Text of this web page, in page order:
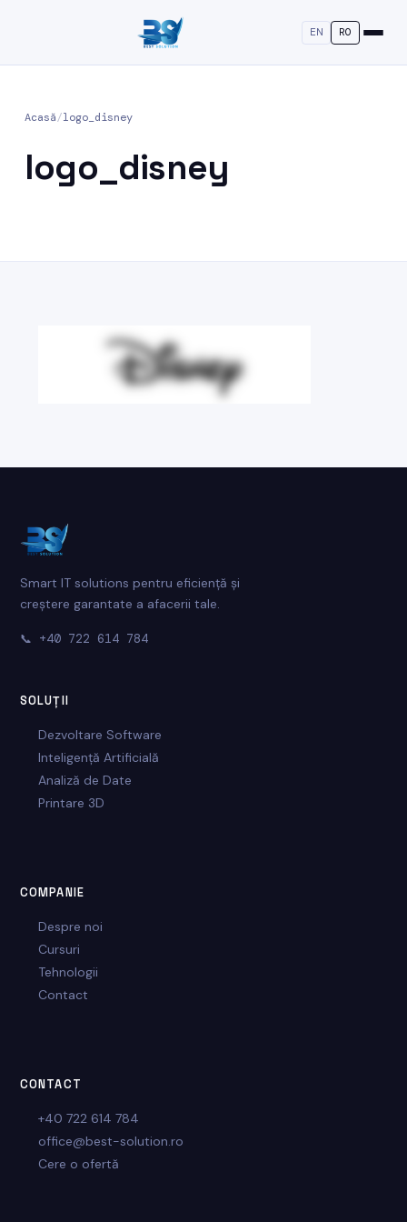
EN RO
Acasă/logo_disney
logo_disney
Smart IT solutions pentru eficiență și
creștere garantate a afacerii tale.
📞 +40 722 614 784
SOLUȚII
Dezvoltare Software
Inteligență Artificială
Analiză de Date
Printare 3D
COMPANIE
Despre noi
Cursuri
Tehnologii
Contact
CONTACT
+40 722 614 784
office@best-solution.ro
Cere o ofertă